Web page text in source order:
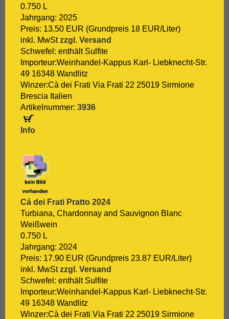
[:. Zweigelt
0.750 L
Jahrgang: 2025
Preis: 13.50 EUR (Grundpreis 18 EUR/Liter)
inkl. MwStzzgl. Versand
Schwefel: enthält Sulfite
Importeur:Weinhandel-Kappus Karl- Liebknecht-Str.
49 16348 Wandlitz
Winzer:Cà dei Frati Via Frati 22 25019 Sirmione
Brescia Italien
Artikelnummer: 3936
Info
Cá dei Frati Pratto 2024
Turbiana, Chardonnay and Sauvignon Blanc
Weißwein
0.750 L
Jahrgang: 2024
Preis: 17.90 EUR (Grundpreis 23.87 EUR/Liter)
inkl. MwStzzgl. Versand
Schwefel: enthält Sulfite
Importeur:Weinhandel-Kappus Karl- Liebknecht-Str.
49 16348 Wandlitz
Winzer:Cà dei Frati Via Frati 22 25019 Sirmione